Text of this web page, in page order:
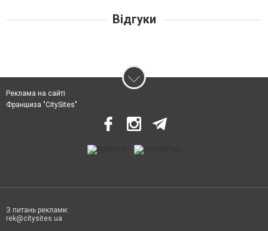
Відгуки
Реклама на сайті
Франшиза "CitySites"
З питань реклами:
rek@citysites.ua